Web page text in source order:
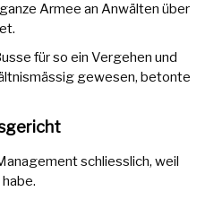
Armee an Anwälten über
für so ein Vergehen und
gewesen, betonte
schliesslich, weil